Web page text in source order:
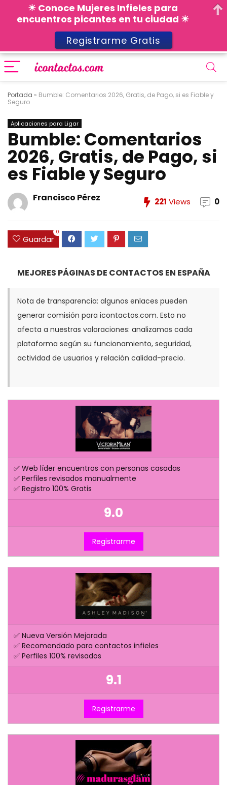
Portada » Bumble: Comentarios 2026, Gratis, de Pago, si es Fiable y
Seguro
Aplicaciones para Ligar
Bumble: Comentarios
2026, Gratis, de Pago, si
es Fiable y Seguro
Francisco Pérez 221 Views 0
Guardar
0
MEJORES PÁGINAS DE CONTACTOS EN ESPAÑA
Nota de transparencia: algunos enlaces pueden
generar comisión para icontactos.com. Esto no
afecta a nuestras valoraciones: analizamos cada
plataforma según su funcionamiento, seguridad,
actividad de usuarios y relación calidad-precio.
✅ Web líder encuentros con personas casadas
✅ Perfiles revisados manualmente
✅ Registro 100% Gratis
9.0
Registrarme
✅ Nueva Versión Mejorada
✅ Recomendado para contactos infieles
✅ Perfiles 100% revisados
9.1
Registrarme
☀ Conoce Mujeres Infieles para
encuentros picantes en tu ciudad ☀
Registrarme Gratis